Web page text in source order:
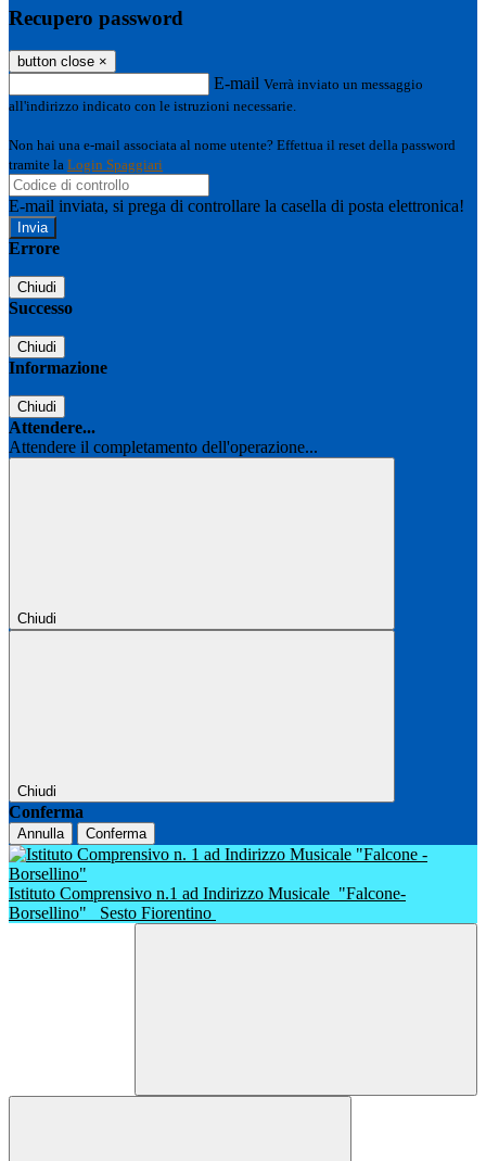
Recupero password
button close ×
E-mail Verrà inviato un messaggio
all'indirizzo indicato con le istruzioni necessarie.
Non hai una e-mail associata al nome utente? Effettua il reset della password
tramite la Login Spaggiari
E-mail inviata, si prega di controllare la casella di posta elettronica!
Errore
Chiudi
Successo
Chiudi
Informazione
Chiudi
Attendere...
Attendere il completamento dell'operazione...
Chiudi
Chiudi
Conferma
Annulla Conferma
Istituto Comprensivo n.1 ad Indirizzo Musicale "Falcone-
Borsellino"
Sesto Fiorentino